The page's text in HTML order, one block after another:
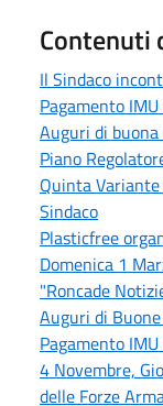
Contenuti
Il Sindaco
Pagamento
Auguri di buona
Piano
Quinta Variante
Sindaco
Plasticfree
Domenica 1
"Roncade
Auguri di
Pagamento
4 Novembre,
delle Forze